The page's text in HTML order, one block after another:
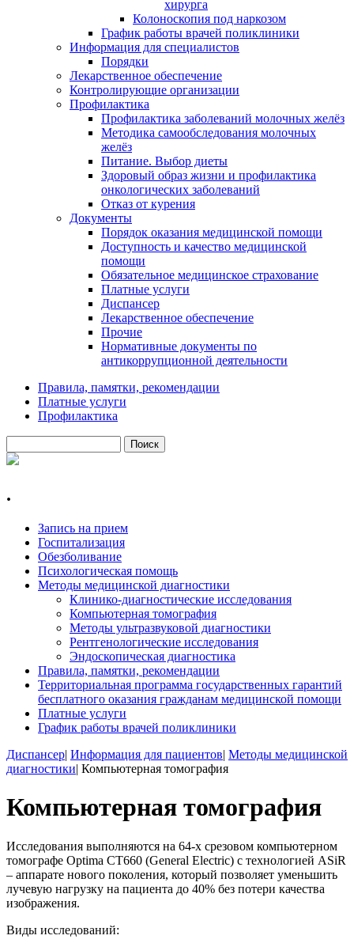
хирурга
Колоноскопия под наркозом
График работы врачей поликлиники
Информация для специалистов
Порядки
Лекарственное обеспечение
Контролирующие организации
Профилактика
Профилактика заболеваний молочных желёз
Методика самообследования молочных
желёз
Питание. Выбор диеты
Здоровый образ жизни и профилактика
онкологических заболеваний
Отказ от курения
Документы
Порядок оказания медицинской помощи
Доступность и качество медицинской
помощи
Обязательное медицинское страхование
Платные услуги
Диспансер
Лекарственное обеспечение
Прочие
Нормативные документы по
антикоррупционной деятельности
Правила, памятки, рекомендации
Платные услуги
Профилактика
Форма поиска
.
Запись на прием
Госпитализация
Обезболивание
Психологическая помощь
Методы медицинской диагностики
Клинико-диагностические исследования
Компьютерная томография
Методы ультразвуковой диагностики
Рентгенологические исследования
Эндоскопическая диагностика
Правила, памятки, рекомендации
Территориальная программа государственных гарантий
бесплатного оказания гражданам медицинской помощи
Платные услуги
График работы врачей поликлиники
Вы здесь
Диспансер| Информация для пациентов| Методы медицинской
диагностики| Компьютерная томография
Компьютерная томография
Исследования выполняются на 64-х срезовом компьютерном
томографе Optima CT660 (General Electric) с технологией ASiR
– аппарате нового поколения, который позволяет уменьшить
лучевую нагрузку на пациента до 40% без потери качества
изображения.
Виды исследований: